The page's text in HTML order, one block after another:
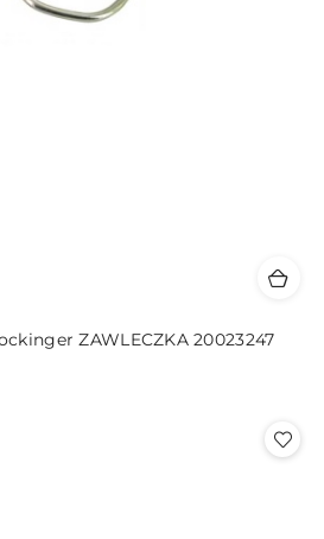
ZAWLECZKA 20023247